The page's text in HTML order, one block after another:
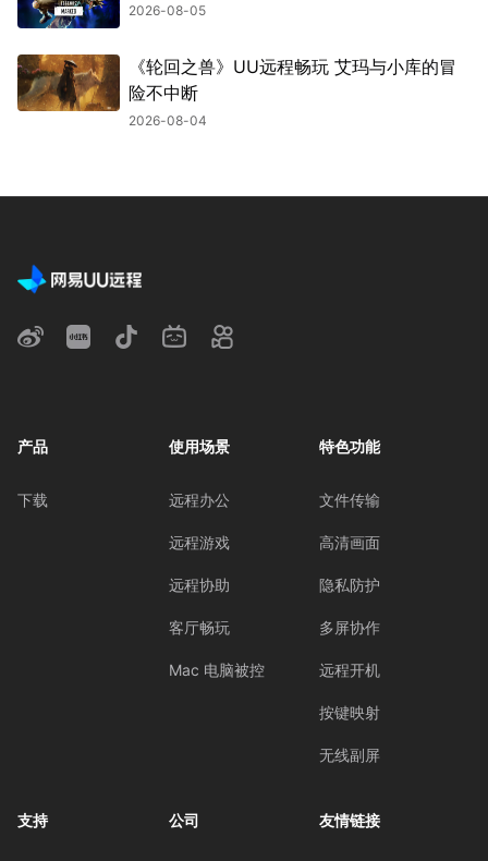
2026-08-05
《轮回之兽》UU远程畅玩 艾玛与小库的冒
险不中断
2026-08-04
产品
下载
使用场景
远程办公
远程游戏
远程协助
客厅畅玩
Mac 电脑被控
特色功能
文件传输
高清画面
隐私防护
多屏协作
远程开机
按键映射
无线副屏
支持 公司 友情链接